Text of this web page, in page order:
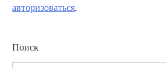
авторизоваться.
Поиск